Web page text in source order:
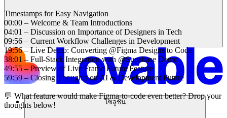
โซลูชัน
Timestamps for Easy Navigation
00:00 – Welcome & Team Introductions
04:01 – Discussion on Importance of Designers in Tech
09:56 – Current Workflow Challenges in Development
19:56 – Live Demo: Converting @Figma Designs to Code
38:01 – Full-Stack Integration with @Supabase Demo
49:55 – Preview of Live Frame Future Feature
59:59 – Closing Thoughts on AI & Development Future
💬 What feature would make Figma-to-code even better? Drop your
thoughts below!